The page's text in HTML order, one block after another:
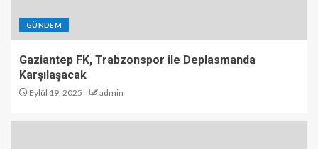
GÜNDEM
Gaziantep FK, Trabzonspor ile Deplasmanda
Karşılaşacak
Eylül 19, 2025 admin